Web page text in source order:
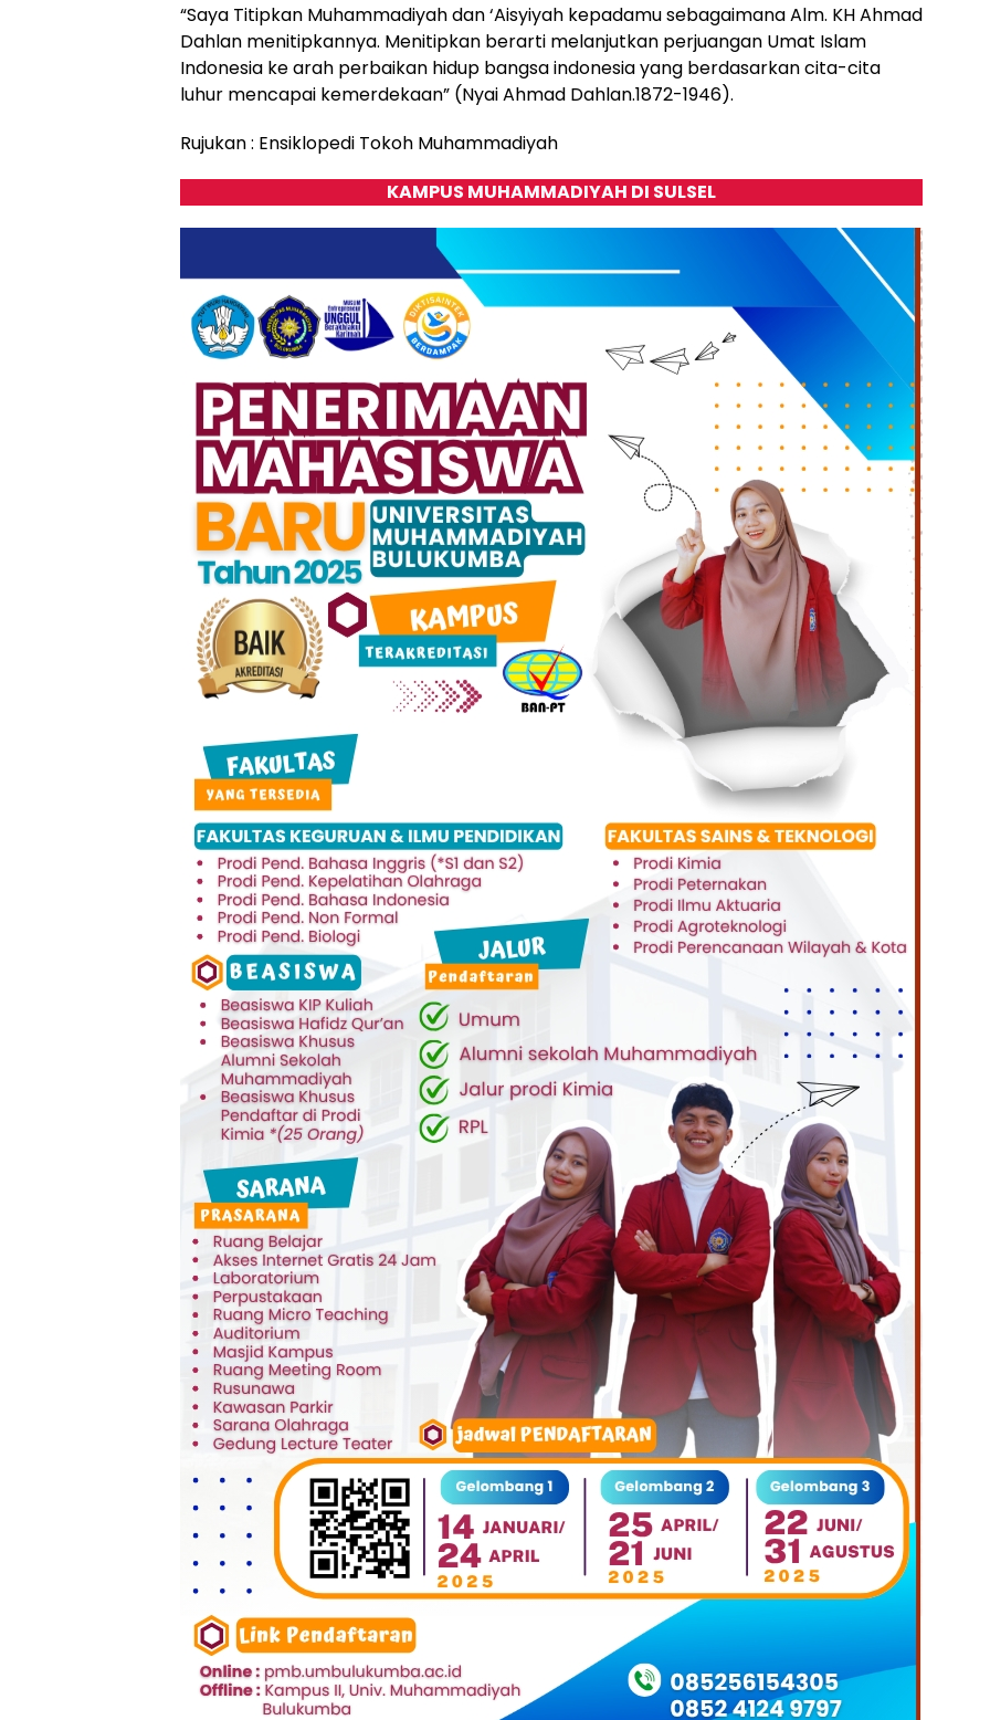
“Saya Titipkan Muhammadiyah dan ‘Aisyiyah kepadamu sebagaimana Alm. KH Ahmad
Dahlan menitipkannya. Menitipkan berarti melanjutkan perjuangan Umat Islam
Indonesia ke arah perbaikan hidup bangsa indonesia yang berdasarkan cita-cita
luhur mencapai kemerdekaan” (Nyai Ahmad Dahlan.1872-1946).
Rujukan : Ensiklopedi Tokoh Muhammadiyah
KAMPUS MUHAMMADIYAH DI SULSEL
Klik Banner ITKESMU SIDRAP